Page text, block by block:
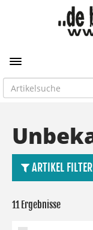
Toggle navigation
ARTIKEL
11 Ergebnisse